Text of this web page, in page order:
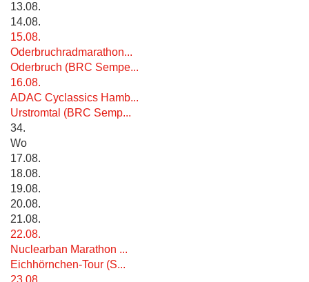
13.08.
14.08.
15.08.
Oderbruchradmarathon...
Oderbruch (BRC Sempe...
16.08.
ADAC Cyclassics Hamb...
Urstromtal (BRC Semp...
34.
Wo
17.08.
18.08.
19.08.
20.08.
21.08.
22.08.
Nuclearban Marathon ...
Eichhörnchen-Tour (S...
23.08.